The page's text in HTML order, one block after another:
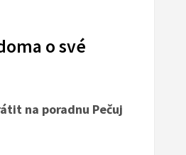
o své
na poradnu Pečuj